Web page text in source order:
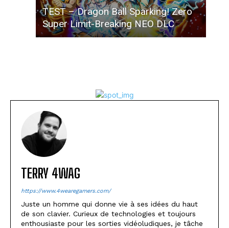
TEST – Dragon Ball Sparking! Zero
Super Limit-Breaking NEO DLC
TERRY 4WAG
https://www.4wearegamers.com/
Juste un homme qui donne vie à ses idées du haut
de son clavier. Curieux de technologies et toujours
enthousiaste pour les sorties vidéoludiques, je tâche